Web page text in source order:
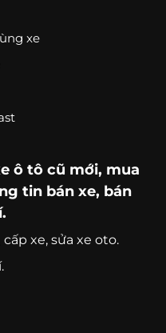
xe
ô tô cũ mới, mua
tin bán xe, bán
cấp xe, sửa xe oto.